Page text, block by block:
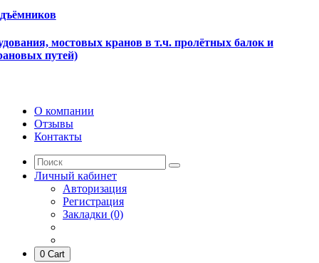
мостовых кранов в т.ч. пролётных балок и
путей)
О компании
Отзывы
Контакты
Личный кабинет
Авторизация
Регистрация
Закладки (0)
0 Cart